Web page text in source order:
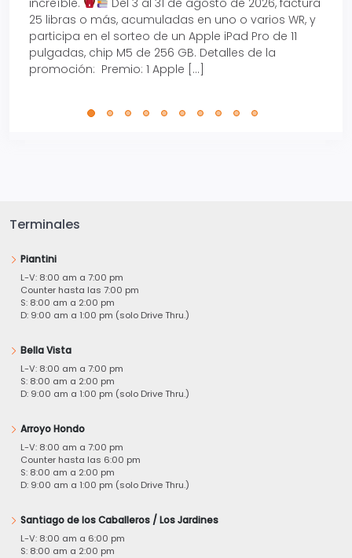
25 libras o más, acumuladas en uno o varios WR, y
participa en el sorteo de un Apple iPad Pro de 11
pulgadas, chip M5 de 256 GB. Detalles de la
promoción: Premio: 1 Apple […]
Terminales
Piantini
L-V: 8:00 am a 7:00 pm
Counter hasta las 7:00 pm
S: 8:00 am a 2:00 pm
D: 9:00 am a 1:00 pm (solo Drive Thru.)
Bella Vista
L-V: 8:00 am a 7:00 pm
S: 8:00 am a 2:00 pm
D: 9:00 am a 1:00 pm (solo Drive Thru.)
Arroyo Hondo
L-V: 8:00 am a 7:00 pm
Counter hasta las 6:00 pm
S: 8:00 am a 2:00 pm
D: 9:00 am a 1:00 pm (solo Drive Thru.)
Santiago de los Caballeros / Los Jardines
L-V: 8:00 am a 6:00 pm
S: 8:00 am a 2:00 pm